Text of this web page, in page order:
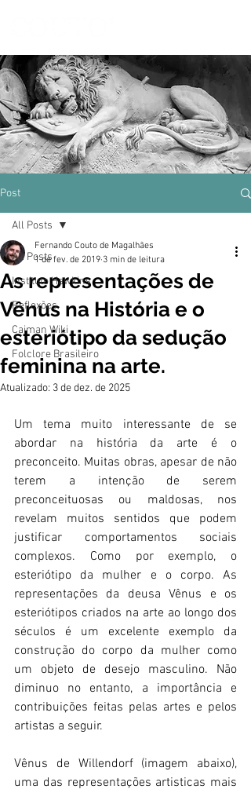
Post
All Posts
Instituto Hawkins
Reflexões
Caiman Wiki
Folclore Brasileiro
All Posts
As representações de
Vênus na História e o
esteriótipo da sedução
feminina na arte.
Fernando Couto de Magalhães
1 de fev. de 2019 3 min de leitura
Atualizado: 3 de dez. de 2025
Um tema muito interessante de se
abordar na história da arte é o
preconceito. Muitas obras, apesar de não
terem a intenção de serem
preconceituosas ou maldosas, nos
revelam muitos sentidos que podem
justificar comportamentos sociais
complexos. Como por exemplo, o
esteriótipo da mulher e o corpo. As
representações da deusa Vênus e os
esteriótipos criados na arte ao longo dos
séculos é um excelente exemplo da
construção do corpo da mulher como
um objeto de desejo masculino. Não
diminuo no entanto, a importância e
contribuições feitas pelas artes e pelos
artistas a seguir.
Vênus de Willendorf (imagem abaixo),
uma das representações artisticas mais